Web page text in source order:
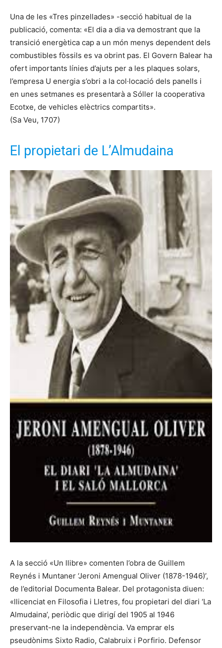
Una de les «Tres pinzellades» -secció habitual de la
publicació, comenta: «El dia a dia va demostrant que la
transició energètica cap a un món menys dependent dels
combustibles fòssils es va obrint pas. El Govern Balear ha
ofert importants línies d’ajuts per a les plaques solars,
l’empresa U energia s’obri a la col·locació dels panells i
en unes setmanes es presentarà a Sóller la cooperativa
Ecotxe, de vehicles elèctrics compartits».
(Sa Veu, 1707)
El propietari de L’Almudaina
A la secció «Un llibre» comenten l’obra de Guillem
Reynés i Muntaner ‘Jeroni Amengual Oliver (1878-1946)’,
de l’editorial Documenta Balear. Del protagonista diuen:
«llicenciat en Filosofia i Lletres, fou propietari del diari ‘La
Almudaina’, periòdic que dirigí del 1905 al 1946
preservant-ne la independència. Va emprar els
pseudònims Sixto Radio, Calabruix i Porfirio. Defensor